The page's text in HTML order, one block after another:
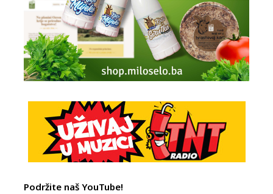
Podržite naš YouTube!